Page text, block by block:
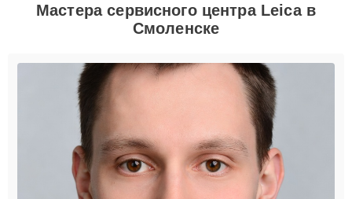
Мастера сервисного центра Leica в
Смоленске